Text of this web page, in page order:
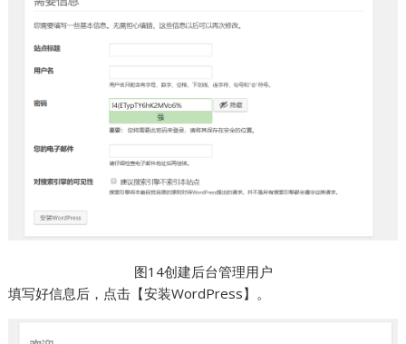
图14创建后台管理用户
填写好信息后，点击【安装WordPress】。